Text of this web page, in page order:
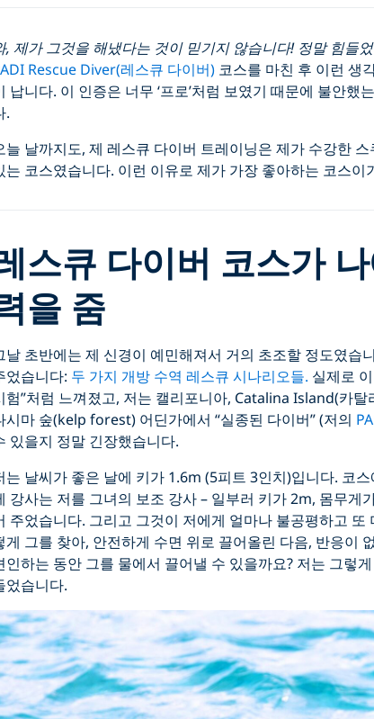
, 제가 그것을 해냈다는 것이 믿기지 않습니다! 정말 힘들
Rescue Diver(레스큐 다이버) 코스를 마친 후 이런 생
납니다. 이 인증은 너무 ‘프로’처럼 보였기 때문에 불안
.
늘 날까지도, 제 레스큐 다이버 트레이닝은 제가 수강한
는 코스였습니다. 이런 이유로 제가 가장 좋아하는 코스이
스큐 다이버 코스가
을 줌
날 초반에는 제 신경이 예민해져서 거의 초조할 정도였습
었습니다: 두 가지 개방 수역 레스큐 시나리오들. 실제로
험”처럼 느껴졌고, 저는 캘리포니아, Catalina Island(카
시마 숲(kelp forest) 어딘가에서 “실종된 다이버” (저의
있을지 정말 긴장했습니다.
는 날씨가 좋은 날에 키가 1.6m (5피트 3인치)입니다. 코
강사는 저를 그녀의 보조 강사 – 일부러 키가 2m, 몸무게
주었습니다. 그리고 그것이 저에게 얼마나 불공평하고
게 그를 찾아, 안전하게 수면 위로 끌어올린 다음, 반응이
인하는 동안 그를 물에서 끌어낼 수 있을까요? 저는 그렇
었습니다.